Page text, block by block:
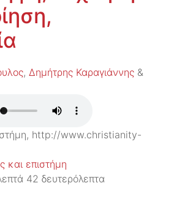
, Δημήτρης Καραγιάννης &
http://www.christianity-
και επιστήμη
42 δευτερόλεπτα